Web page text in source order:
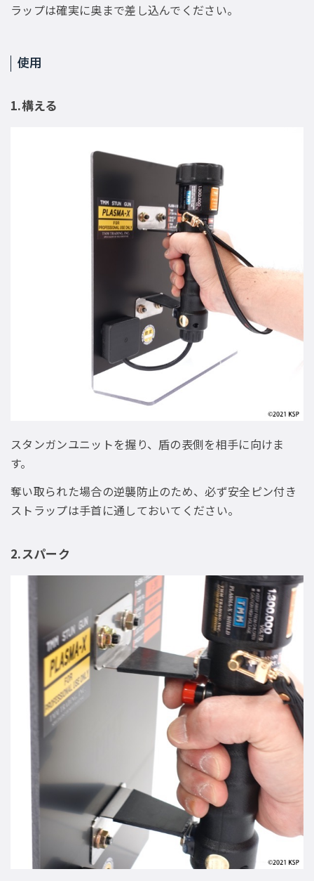
ラップは確実に奥まで差し込んでください。
使用
1.構える
スタンガンユニットを握り、盾の表側を相手に向けま
す。
奪い取られた場合の逆襲防止のため、必ず安全ピン付き
ストラップは手首に通しておいてください。
2.スパーク